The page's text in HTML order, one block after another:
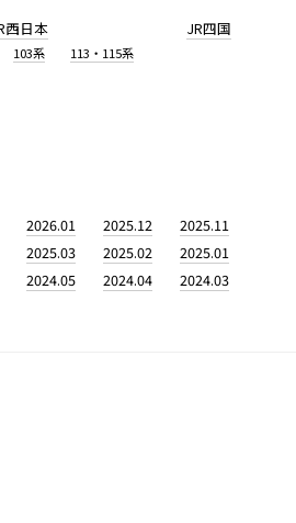
西日本
103系 113・115系
JR四国
2026.01 2025.12
2025.11
2025.03 2025.02
2025.01
2024.05 2024.04
2024.03